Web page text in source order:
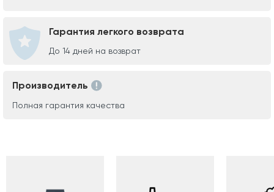
Гарантия легкого возврата
До 14 дней на возврат
Производитель
Полная гарантия качества